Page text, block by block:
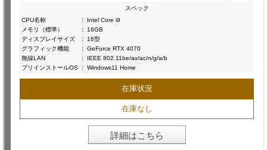
スペック
CPU名称
:
Intel Core i9
メモリ（標準）
:
16GB
ディスプレイサイズ
:
16型
グラフィック機能
:
GeForce RTX 4070
無線LAN
:
IEEE 802.11be/ax/ac/n/g/a/b
プリインストールOS : Windows11 Home
在庫状況
在庫なし
詳細はこちら